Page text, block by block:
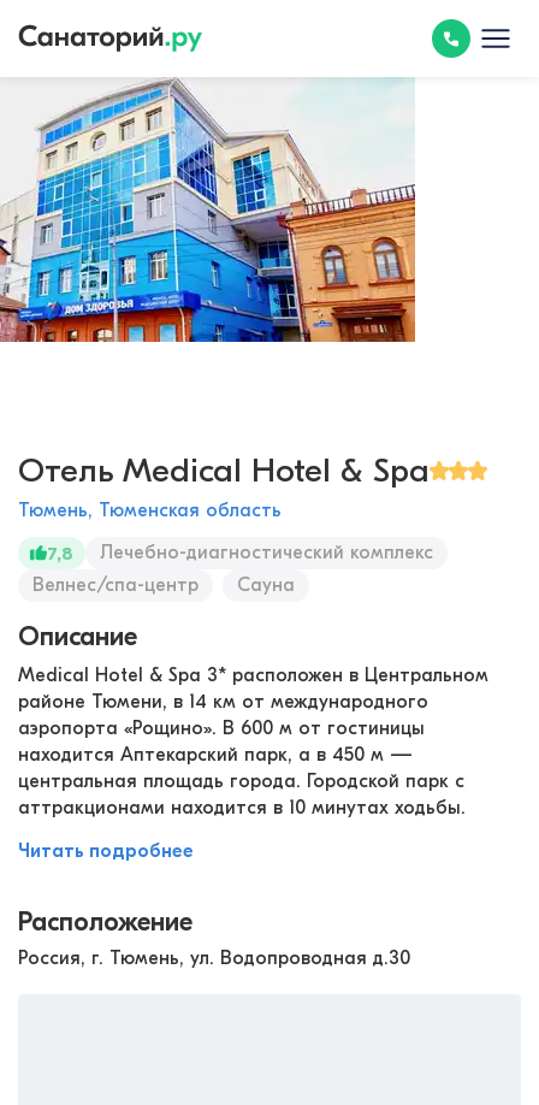
Отель Medical Hotel & Spa
Тюмень, Тюменская область
7,8
Лечебно-диагностический комплекс
Велнес/спа-центр
Сауна
Описание
Medical Hotel & Spa 3* расположен в Центральном
районе Тюмени, в 14 км от международного
аэропорта «Рощино». В 600 м от гостиницы
находится Аптекарский парк, а в 450 м —
центральная площадь города. Городской парк с
аттракционами находится в 10 минутах ходьбы.
Читать подробнее
Расположение
Россия, г. Тюмень, ул. Водопроводная д.30